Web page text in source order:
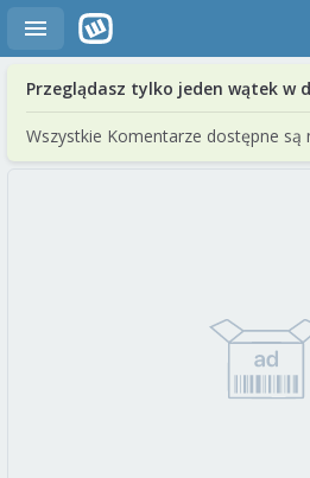
Przeglądasz tylko jeden wątek w
Wszystkie Komentarze dostępne są